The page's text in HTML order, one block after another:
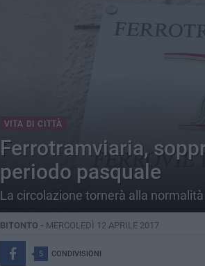
VITA DI CITTÀ
Ferrotramviaria,
periodo pasquale
La circolazione tornerà alla
BITONTO - MERCOLEDÌ 12 APRILE 2017
5 CONDIVISIONI